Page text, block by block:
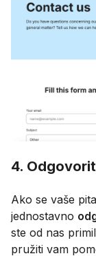
4.
Ako se vaše
jednostavno
ste od nas
pružiti vam